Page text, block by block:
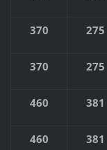
370 275
370 275
460 381
460 381